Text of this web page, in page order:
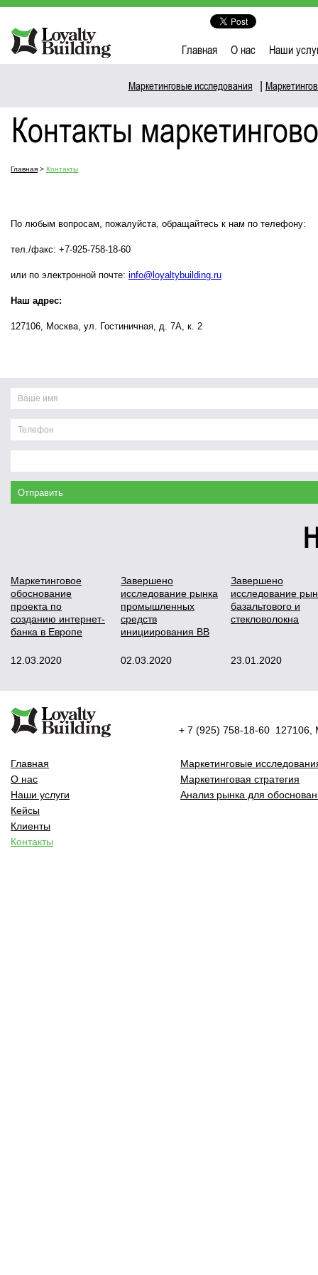
Главная О нас Наши
Маркетинговые исследования
Контакты
Главная > Контакты
По любым вопросам, пожалуйста, обращайтесь к нам по телефону:
тел./факс: +7-925-758-18-60
или по электронной почте: info@loyaltybuilding.ru
Наш адрес:
127106, Москва, ул. Гостиничная, д. 7А, к. 2
Маркетинговое
обоснование
проекта по
созданию интернет-
банка в Европе
12.03.2020
Завершено
исследование рынка
промышленных
средств
инициирования ВВ
02.03.2020
Завершено
исследование
базальтового и
стекловолокна
23.01.2020
+ 7 (925) 758-18-60 127106,
Главная
О нас
Наши услуги
Кейсы
Клиенты
Контакты
Маркетинговые
Маркетинговая стратегия
Анализ рынка для